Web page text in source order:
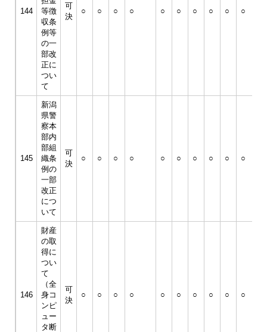
144
等徴
収条
例等
の一
部改
正に
つい
て
可
決
○ ○ ○ ○ ○ ○ ○ ○ ○ ○
145
新潟
県警
察本
部内
部組
織条
例の
一部
改正
につ
いて
可
決
○ ○ ○ ○ ○ ○ ○ ○ ○ ○
146
財産
の取
得に
つい
て
（全
身コ
ンピ
ュー
タ断
可
決
○ ○ ○ ○ ○ ○ ○ ○ ○ ○